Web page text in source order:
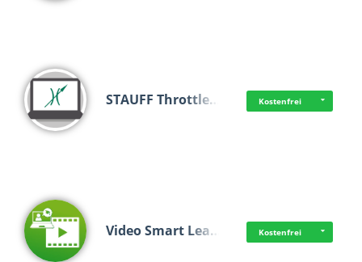
STAUFF Throttle… Kostenfrei
Video Smart Lea… Kostenfrei